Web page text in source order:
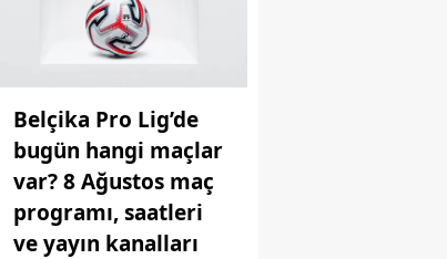
Belçika Pro Lig’de
bugün hangi maçlar
var? 8 Ağustos maç
programı, saatleri
ve yayın kanalları